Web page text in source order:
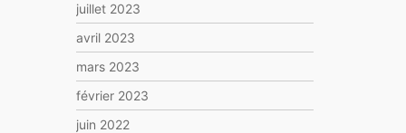
juillet 2023
avril 2023
mars 2023
février 2023
juin 2022